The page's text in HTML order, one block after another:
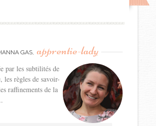
GAS, apprentie-lady
par les subtilités de
les règles de savoir-
raffinements de la